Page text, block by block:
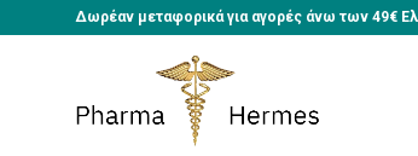
Δωρέαν μεταφορικά για αγορές άνω των 49€
ΦΑΡΜΑΚΕΙΟ ΑΝΔΡΑΣ